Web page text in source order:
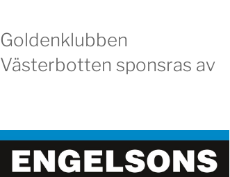
Goldenklubben
Västerbotten sponsras av